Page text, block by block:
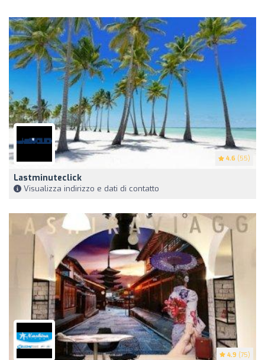
4.6 (55)
Lastminuteclick
Visualizza indirizzo e dati di contatto
4.9 (75)